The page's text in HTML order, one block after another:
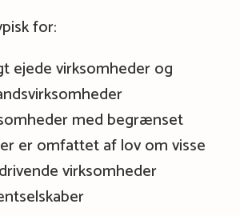
for:
ejede virksomheder og
med begrænset
er omfattet af lov om visse
virksomheder